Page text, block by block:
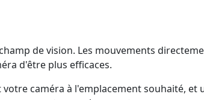
de vision. Les mouvements
d'être plus efficaces.
caméra à l'emplacement souhaité,